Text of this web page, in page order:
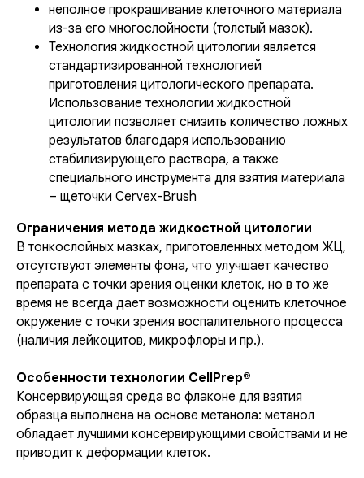
неполное прокрашивание клеточного материала
из-за его многослойности (толстый мазок).
Технология жидкостной цитологии является
стандартизированной технологией
приготовления цитологического препарата.
Использование технологии жидкостной
цитологии позволяет снизить количество ложных
результатов благодаря использованию
стабилизирующего раствора, а также
специального инструмента для взятия материала
– щеточки Cervex-Brush
Ограничения метода жидкостной цитологии
В тонкослойных мазках, приготовленных методом ЖЦ,
отсутствуют элементы фона, что улучшает качество
препарата с точки зрения оценки клеток, но в то же
время не всегда дает возможности оценить клеточное
окружение с точки зрения воспалительного процесса
(наличия лейкоцитов, микрофлоры и пр.).
Особенности технологии CellPrep®
Консервирующая среда во флаконе для взятия
образца выполнена на основе метанола: метанол
обладает лучшими консервирующими свойствами и не
приводит к деформации клеток.